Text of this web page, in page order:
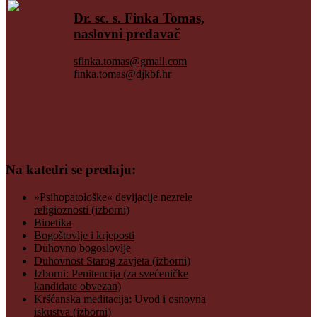
Dr. sc. s. Finka Tomas,
naslovni predavač
sfinka.tomas@gmail.com
finka.tomas@djkbf.hr
Na katedri se predaju:
»Psihopatološke« devijacije nezrele
religioznosti (izborni)
Bioetika
Bogoštovlje i krjeposti
Duhovno bogoslovlje
Duhovnost Starog zavjeta (izborni)
Izborni: Penitencija (za svećeničke
kandidate obvezan)
Kršćanska meditacija: Uvod i osnovna
iskustva (izborni)